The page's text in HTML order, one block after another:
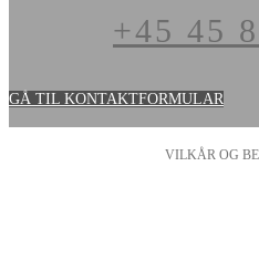
+45 45
GÅ TIL KONTAKTFORMULAR
VILKÅR OG